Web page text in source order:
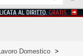
Domestico >